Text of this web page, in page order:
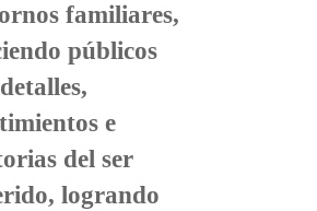
familiares,
públicos
e
del ser
logrando